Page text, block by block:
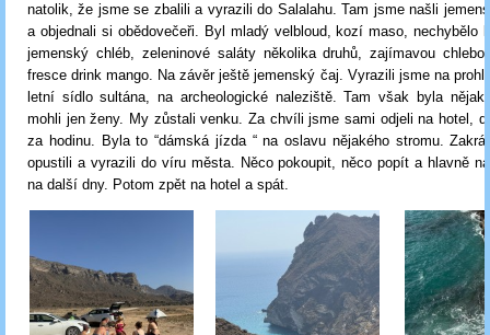
natolik, že jsme se zbalili a vyrazili do Salalahu. Tam jsme našli
a objednali si obědovečeři. Byl mladý velbloud, kozí maso, nechybělo
jemenský chléb, zeleninové saláty několika druhů, zajímavou
fresce drink mango. Na závěr ještě jemenský čaj. Vyrazili jsme na
letní sídlo sultána, na archeologické naleziště. Tam však byla
mohli jen ženy. My zůstali venku. Za chvíli jsme sami odjeli na hotel,
za hodinu. Byla to “dámská jízda “ na oslavu nějakého stromu.
opustili a vyrazili do víru města. Něco pokoupit, něco popít a hlavně
na další dny. Potom zpět na hotel a spát.